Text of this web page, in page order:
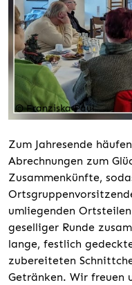
© Franziska Paul
Zum Jahresende
Abrechnungen zum
Zusammenkünfte,
umliegenden
geselliger Runde
lange, festlich
zubereiteten
Getränken. Wir freuen